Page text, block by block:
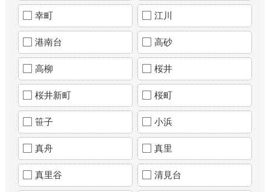
幸町 江川
港南台 高砂
高柳 桜井
桜井新町 桜町
笹子 小浜
真舟 真里
真里谷 清見台